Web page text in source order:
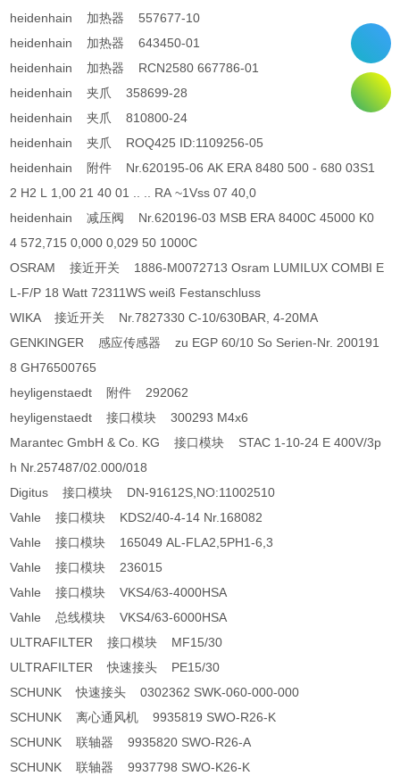
heidenhain 加热器 557677-10
heidenhain 加热器 643450-01
heidenhain 加热器 RCN2580 667786-01
heidenhain 夹爪 358699-28
heidenhain 夹爪 810800-24
heidenhain 夹爪 ROQ425 ID:1109256-05
heidenhain 附件 Nr.620195-06 AK ERA 8480 500 - 680 03S1
2 H2 L 1,00 21 40 01 .. .. RA ~1Vss 07 40,0
heidenhain 减压阀 Nr.620196-03 MSB ERA 8400C 45000 K0
4 572,715 0,000 0,029 50 1000C
OSRAM 接近开关 1886-M0072713 Osram LUMILUX COMBI E
L-F/P 18 Watt 72311WS weiß Festanschluss
WIKA 接近开关 Nr.7827330 C-10/630BAR, 4-20MA
GENKINGER 感应传感器 zu EGP 60/10 So Serien-Nr. 200191
8 GH76500765
heyligenstaedt 附件 292062
heyligenstaedt 接口模块 300293 M4x6
Marantec GmbH & Co. KG 接口模块 STAC 1-10-24 E 400V/3p
h Nr.257487/02.000/018
Digitus 接口模块 DN-91612S,NO:11002510
Vahle 接口模块 KDS2/40-4-14 Nr.168082
Vahle 接口模块 165049 AL-FLA2,5PH1-6,3
Vahle 接口模块 236015
Vahle 接口模块 VKS4/63-4000HSA
Vahle 总线模块 VKS4/63-6000HSA
ULTRAFILTER 接口模块 MF15/30
ULTRAFILTER 快速接头 PE15/30
SCHUNK 快速接头 0302362 SWK-060-000-000
SCHUNK 离心通风机 9935819 SWO-R26-K
SCHUNK 联轴器 9935820 SWO-R26-A
SCHUNK 联轴器 9937798 SWO-K26-K